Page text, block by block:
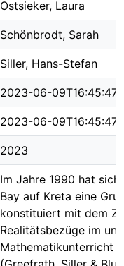
Ostsieker, Laura
Schönbrodt, Sarah
Siller, Hans-Stefan
2023-06-09T16:45:47Z
2023-06-09T16:45:47Z
2023
Im Jahre 1990 hat sich
Bay auf Kreta eine
konstituiert mit dem
Realitätsbezüge im
Mathematikunterricht